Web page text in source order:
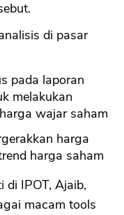
di pasar
pada laporan
melakukan
wajar saham
harga
harga saham
di IPOT, Ajaib,
macam tools